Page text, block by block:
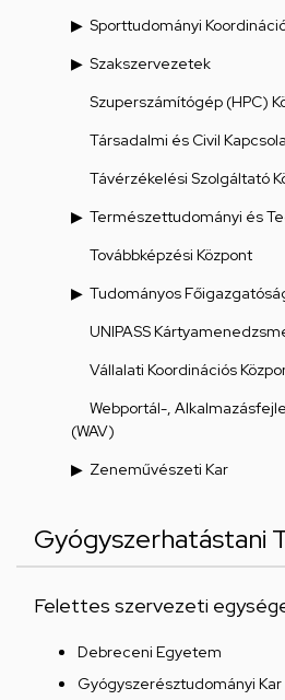
Sporttudományi
Szakszervezetek
Szuperszámítógép (HPC)
Társadalmi és Civil
Távérzékelési Szolgáltató
Természettudományi és
Továbbképzési Központ
Tudományos
UNIPASS
Vállalati Koordinációs
Webportál-,
(WAV)
Zeneművészeti Kar
Gyógyszerhatástani
Felettes szervezeti
Debreceni Egyetem
Gyógyszerésztudományi Kar